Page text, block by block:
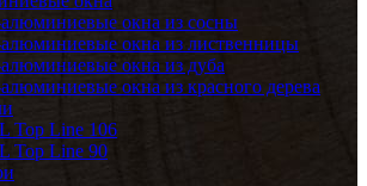
окна из сосны
окна из лиственницы
окна из дуба
окна из красного дерева
Top Line 106
Top Line 90